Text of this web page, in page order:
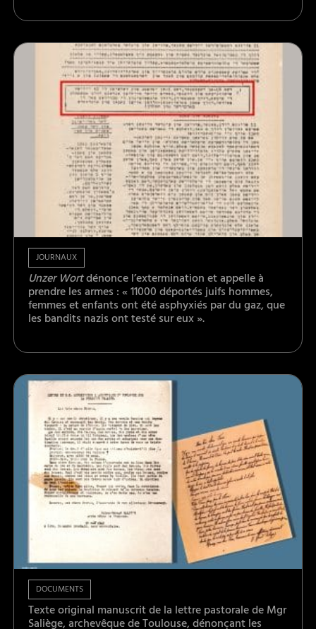
JOURNAUX
Unzer Wortdénonce l’extermination et appelle à
prendre les armes : « 11000 déportés juifs hommes,
femmes et enfants ont été asphyxiés par du gaz, que
les bandits nazis ont testé sur eux ».
DOCUMENTS
Texte original manuscrit de la lettre pastorale de Mgr